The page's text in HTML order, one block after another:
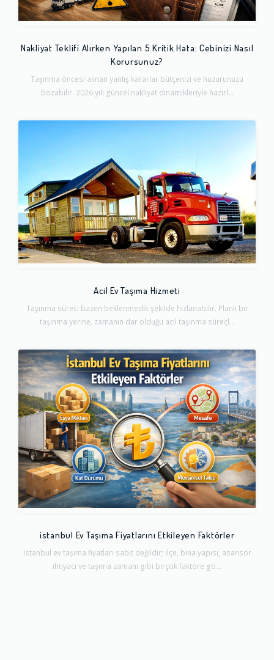
Nakliyat Teklifi Alırken Yapılan 5 Kritik Hata: Cebinizi Nasıl
Korursunuz?
Taşınma öncesi alınan yanlış kararlar bütçenizi ve huzurunuzu
bozabilir. 2026 yılı güncel nakliyat dinamikleriyle hazırl...
Acil Ev Taşıma Hizmeti
Taşınma süreci bazen beklenmedik şekilde hızlanabilir. Planlı bir
taşınma yerine, zamanın dar olduğu acil taşınma süreçl...
istanbul Ev Taşıma Fiyatlarını Etkileyen Faktörler
İstanbul ev taşıma fiyatları sabit değildir; ilçe, bina yapısı, asansör
ihtiyacı ve taşıma zamanı gibi birçok faktöre gö...